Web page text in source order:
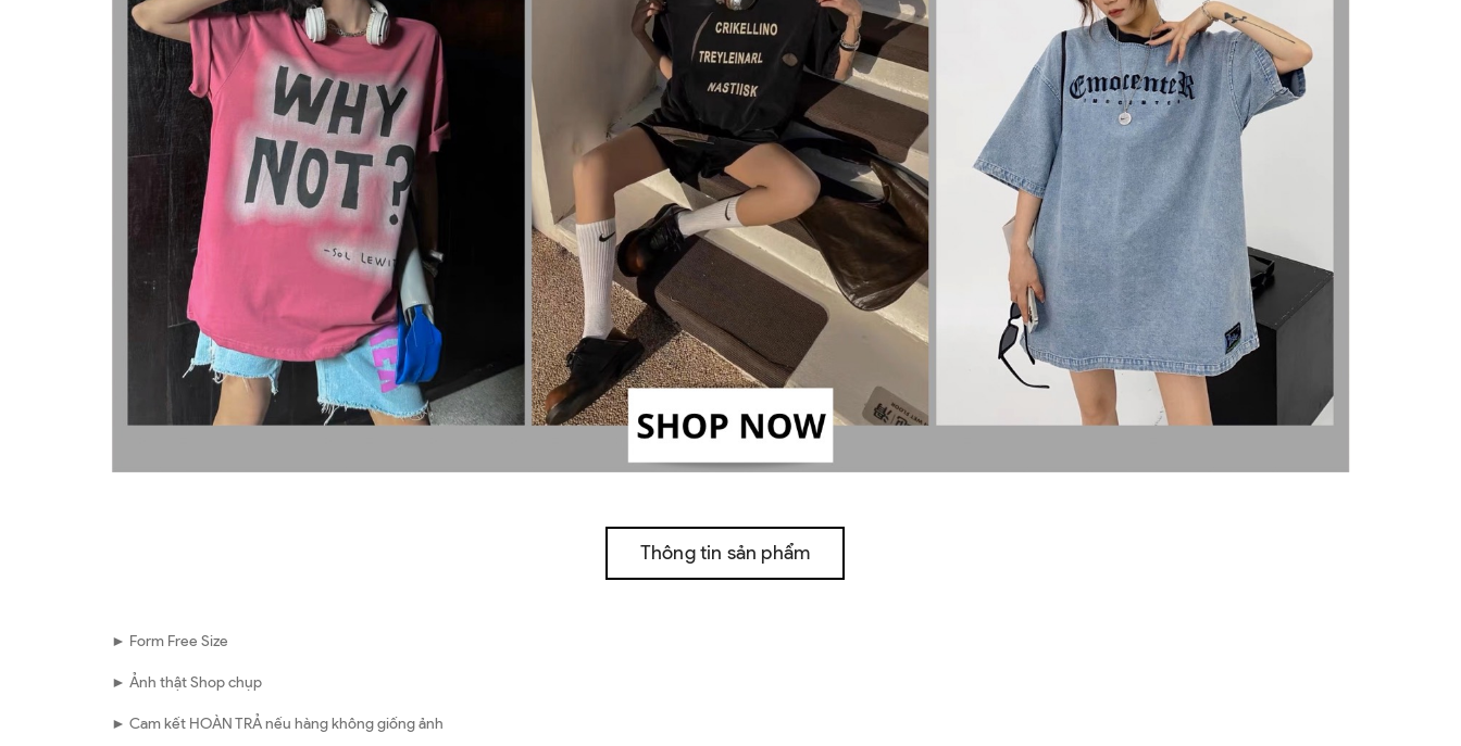
Thông tin sản phẩm
► Form Free Size
► Ảnh thật Shop chụp
► Cam kết HOÀN TRẢ nếu hàng không giống ảnh